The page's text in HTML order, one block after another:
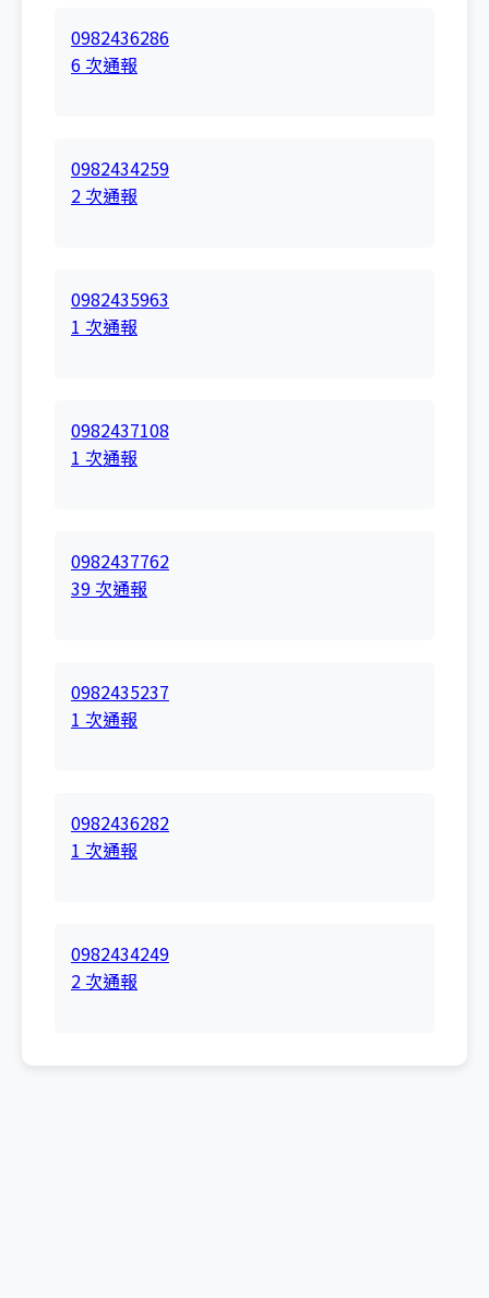
0982436286
6 次通報
0982434259
2 次通報
0982435963
1 次通報
0982437108
1 次通報
0982437762
39 次通報
0982435237
1 次通報
0982436282
1 次通報
0982434249
2 次通報